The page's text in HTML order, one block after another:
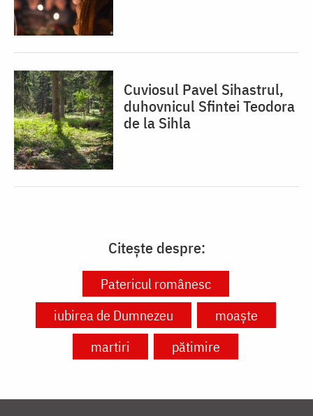
Cuviosul Pavel Sihastrul,
duhovnicul Sfintei Teodora
de la Sihla
Citește despre:
Patericul românesc
iubirea de Dumnezeu
moaște
martiri
pătimire